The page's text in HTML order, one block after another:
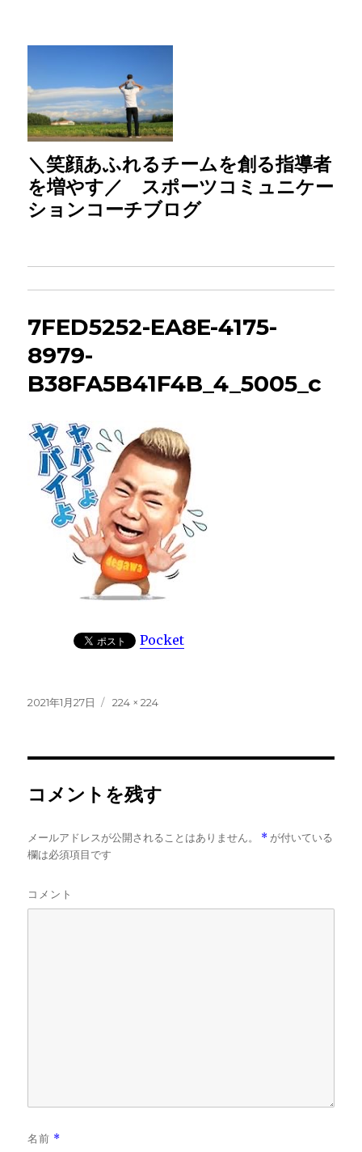
＼笑顔あふれるチームを創る指導者
を増やす／ スポーツコミュニケー
ションコーチブログ
7FED5252-EA8E-4175-
8979-
B38FA5B41F4B_4_5005_c
Pocket
投
2021年1月27日
フ
224 × 224
コメントを残す
メールアドレスが公開されることはありません。 * が付いている
欄は必須項目です
コメント
名前 *